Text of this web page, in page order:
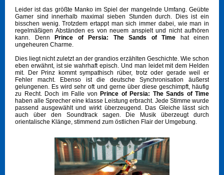
Leider ist das größte Manko im Spiel der mangelnde Umfang. Geübte
Gamer sind innerhalb maximal sieben Stunden durch. Dies ist ein
bisschen wenig. Trotzdem ertappt man sich immer dabei, wie man in
regelmäßigen Abständen es von neuem anspielt und nicht aufhören
kann. Denn
Prince of Persia: The Sands of Time hat einen
ungeheuren Charme.
Dies liegt nicht zuletzt an der grandios erzählten Geschichte. Wie schon
eben erwähnt, ist sie wahrhaft episch. Und man leidet mit dem Helden
mit. Der Prinz kommt sympathisch rüber, trotz oder gerade weil er
Fehler macht. Ebenso ist die deutsche Synchronisation äußerst
gelungenen. Es wird sehr oft und gerne über diese geschimpft, häufig
zu Recht. Doch im Falle von Prince of Persia: The Sands of Time
haben alle Sprecher eine klasse Leistung erbracht. Jede Stimme wurde
passend ausgewählt und wirkt überzeugend. Das Gleiche lässt sich
auch über den Soundtrack sagen. Die Musik überzeugt durch
orientalische Klänge, stimmend zum östlichen Flair der Umgebung.